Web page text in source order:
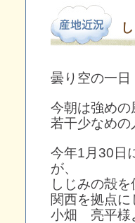
曇り空の一日
今朝は強めの
若干少なめの
今年1月30日
が、
しじみの殻
関西を拠点
小畑 亮平様